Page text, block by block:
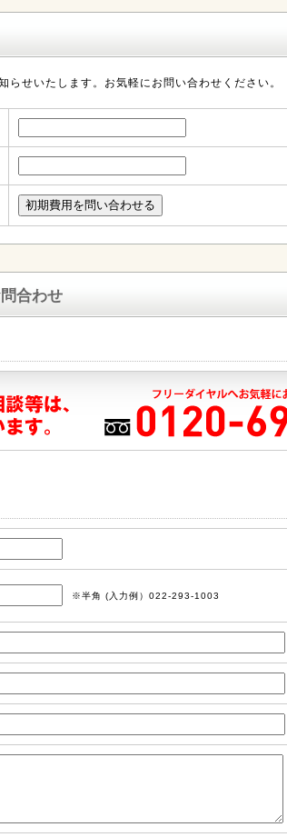
せいたします。お気軽にお問い合わせください。
合わせ
※半角 (入力例）022-293-1003